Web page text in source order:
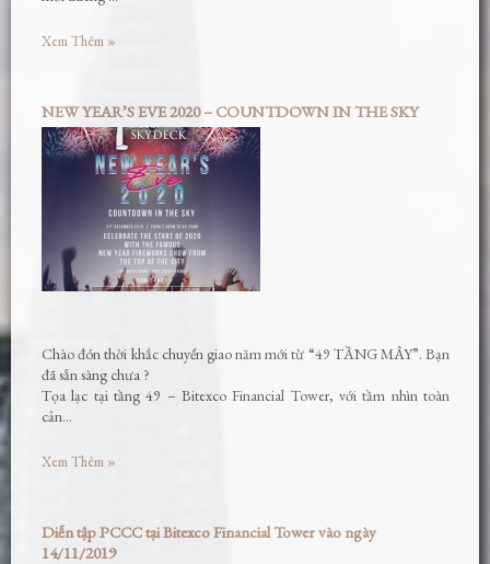
Xem Thêm »
NEW YEAR’S EVE 2020 – COUNTDOWN IN THE SKY
Chào đón thời khắc chuyển giao năm mới từ “49 TẦNG MÂY”. Bạn
đã sẵn sàng chưa ?
Tọa lạc tại tầng 49 – Bitexco Financial Tower, với tầm nhìn toàn
cản…
Xem Thêm »
Diễn tập PCCC tại Bitexco Financial Tower vào ngày
14/11/2019